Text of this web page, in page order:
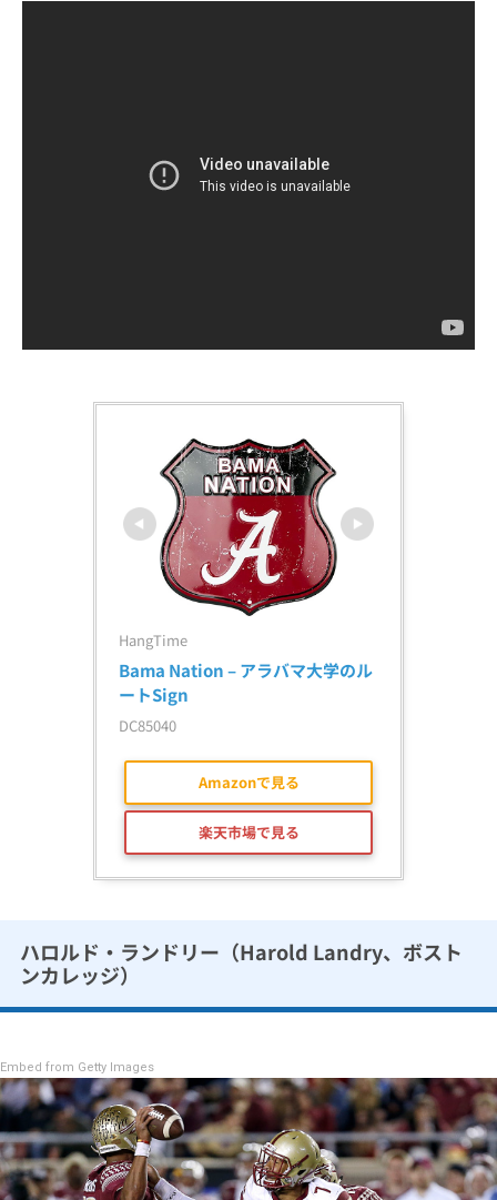
HangTime
Bama Nation – アラバマ大学のル
ートSign
DC85040
Amazonで見る
楽天市場で見る
ハロルド・ランドリー（Harold Landry、ボスト
ンカレッジ）
Embed from Getty Images